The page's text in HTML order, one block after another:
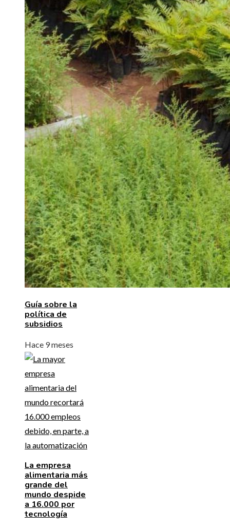
Guía sobre la
política de
subsidios
Hace 9 meses
La empresa
alimentaria más
grande del
mundo despide
a 16.000 por
tecnología